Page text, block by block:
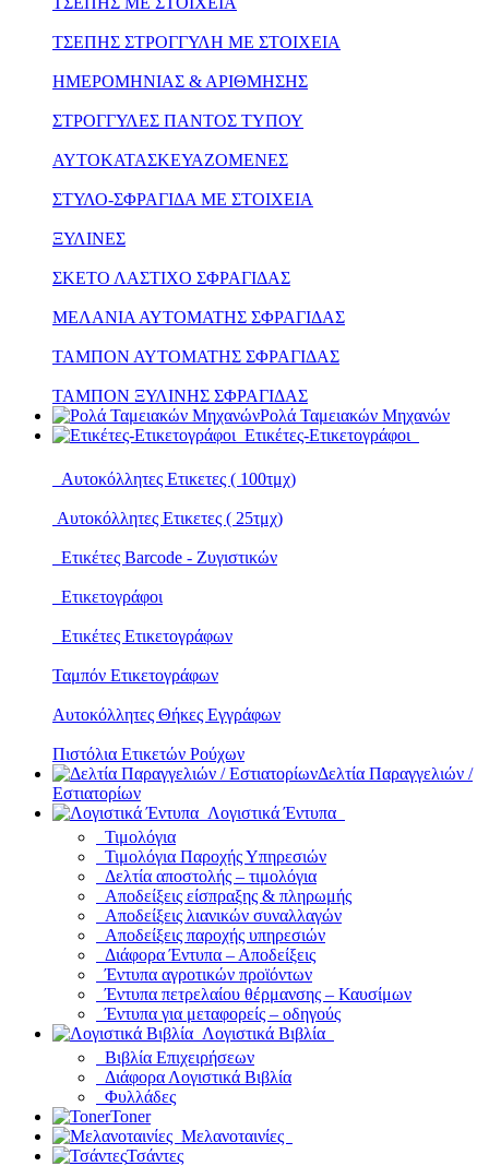
ΤΣΕΠΗΣ ΣΤΡΟΓΓΥΛΗ ΜΕ ΣΤΟΙΧΕΙΑ
ΗΜΕΡΟΜΗΝΙΑΣ & ΑΡΙΘΜΗΣΗΣ
ΣΤΡΟΓΓΥΛΕΣ ΠΑΝΤΟΣ ΤΥΠΟΥ
ΑΥΤΟΚΑΤΑΣΚΕΥΑΖΟΜΕΝΕΣ
ΣΤΥΛΟ-ΣΦΡΑΓΙΔΑ ΜΕ ΣΤΟΙΧΕΙΑ
ΞΥΛΙΝΕΣ
ΣΚΕΤΟ ΛΑΣΤΙΧΟ ΣΦΡΑΓΙΔΑΣ
ΜΕΛΑΝΙΑ ΑΥΤΟΜΑΤΗΣ ΣΦΡΑΓΙΔΑΣ
ΤΑΜΠΟΝ ΑΥΤΟΜΑΤΗΣ ΣΦΡΑΓΙΔΑΣ
ΤΑΜΠΟΝ ΞΥΛΙΝΗΣ ΣΦΡΑΓΙΔΑΣ
Ρολά Ταμειακών Μηχανών
Ετικέτες-Ετικετογράφοι
Αυτοκόλλητες Ετικετες ( 100τμχ)
Αυτοκόλλητες Ετικετες ( 25τμχ)
Ετικέτες Barcode - Ζυγιστικών
Ετικετογράφοι
Ετικέτες Ετικετογράφων
Ταμπόν Ετικετογράφων
Αυτοκόλλητες Θήκες Εγγράφων
Πιστόλια Ετικετών Ρούχων
Δελτία Παραγγελιών /
Εστιατορίων
Λογιστικά Έντυπα
Τιμολόγια
Τιμολόγια Παροχής Υπηρεσιών
Δελτία αποστολής – τιμολόγια
Αποδείξεις είσπραξης & πληρωμής
Αποδείξεις λιανικών συναλλαγών
Αποδείξεις παροχής υπηρεσιών
Διάφορα Έντυπα – Αποδείξεις
Έντυπα αγροτικών προϊόντων
Έντυπα πετρελαίου θέρμανσης – Καυσίμων
Έντυπα για μεταφορείς – οδηγούς
Λογιστικά Βιβλία
Βιβλία Επιχειρήσεων
Διάφορα Λογιστικά Βιβλία
Φυλλάδες
Toner
Μελανοταινίες
Τσάντες